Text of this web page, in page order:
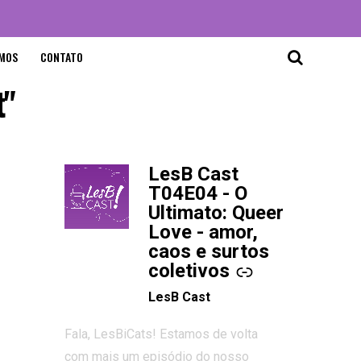
CONTATO
LesB Cast
T04E04 - O
Ultimato: Queer
Love - amor,
caos e surtos
coletivos
-
LesB Cast
Fala, LesBiCats! Estamos de volta
com mais um episódio do nosso